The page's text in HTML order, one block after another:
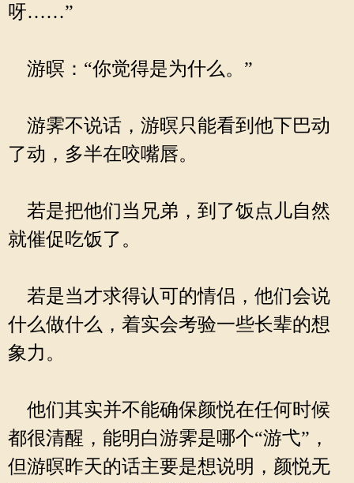
呀……”
游暝：“你觉得是为什么。”
游霁不说话，游暝只能看到他下巴动
了动，多半在咬嘴唇。
若是把他们当兄弟，到了饭点儿自然
就催促吃饭了。
若是当才求得认可的情侣，他们会说
什么做什么，着实会考验一些长辈的想
象力。
他们其实并不能确保颜悦在任何时候
都很清醒，能明白游霁是哪个“游弋”，
但游暝昨天的话主要是想说明，颜悦无